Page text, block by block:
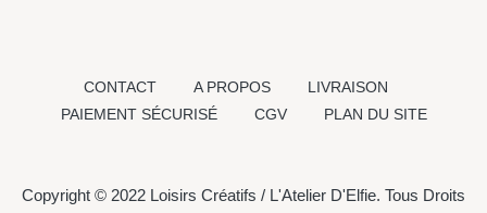
CONTACT A PROPOS
LIVRAISON
PAIEMENT SÉCURISÉ
CGV PLAN DU SITE
Copyright © 2022 Loisirs Créatifs / L'Atelier D'Elfie. Tous Droits